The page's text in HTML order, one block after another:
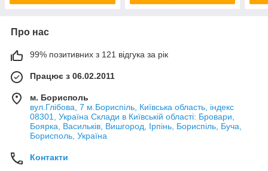
Про нас
99% позитивних з 121 відгука за рік
Працює з 06.02.2011
м. Борисполь
вул.Глібова, 7 м.Бориспіль, Київська область, індекс
08301, Україна Склади в Київській області: Бровари,
Боярка, Васильків, Вишгород, Ірпінь, Бориспіль, Буча,
Борисполь, Україна
Контакти